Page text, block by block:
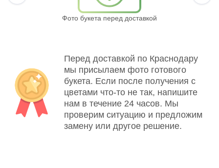
Фото букета перед доставкой
Перед доставкой по Краснодару
мы присылаем фото готового
букета. Если после получения с
цветами что-то не так, напишите
нам в течение 24 часов. Мы
проверим ситуацию и предложим
замену или другое решение.